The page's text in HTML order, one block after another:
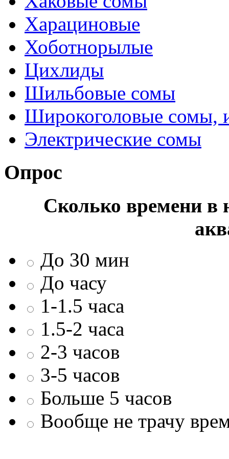
Харациновые
Хоботнорылые
Цихлиды
Шильбовые сомы
Широкоголовые сомы,
Электрические сомы
Опрос
Сколько времени в
До 30 мин
До часу
1-1.5 часа
1.5-2 часа
2-3 часов
3-5 часов
Больше 5 часов
Вообще не трачу